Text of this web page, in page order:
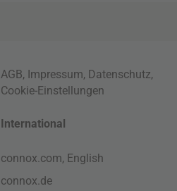
AGB, Impressum, Datenschutz,
Cookie-Einstellungen
International
connox.com, English
connox.de